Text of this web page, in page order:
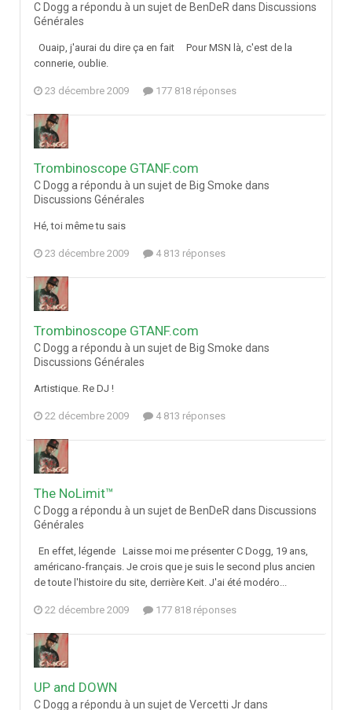
C Dogg a répondu à un sujet de BenDeR dans Discussions
Générales
Ouaip, j'aurai du dire ça en fait Pour MSN là, c'est de la
connerie, oublie.
23 décembre 2009 177 818 réponses
Trombinoscope GTANF.com
C Dogg a répondu à un sujet de Big Smoke dans
Discussions Générales
Hé, toi même tu sais
23 décembre 2009 4 813 réponses
Trombinoscope GTANF.com
C Dogg a répondu à un sujet de Big Smoke dans
Discussions Générales
Artistique. Re DJ !
22 décembre 2009 4 813 réponses
The NoLimit™
C Dogg a répondu à un sujet de BenDeR dans Discussions
Générales
En effet, légende Laisse moi me présenter C Dogg, 19 ans,
américano-français. Je crois que je suis le second plus ancien
de toute l'histoire du site, derrière Keit. J'ai été modéro...
22 décembre 2009 177 818 réponses
UP and DOWN
C Dogg a répondu à un sujet de Vercetti Jr dans